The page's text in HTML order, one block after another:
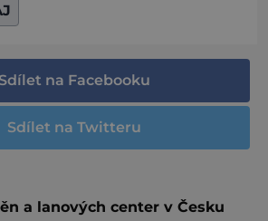
na Facebooku
Sdílet na Twitteru
a lanových center v Česku